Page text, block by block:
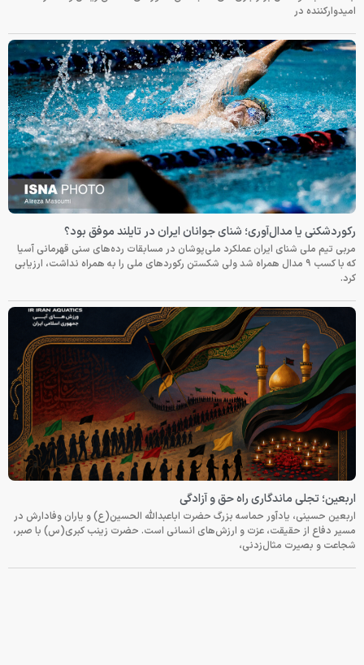
امیدوارکننده در
رکوردشکنی یا مدال‌آوری؛ شنای جوانان ایران در تایلند موفق بود؟
مربی تیم ملی شنای ایران عملکرد ملی‌پوشان در مسابقات رده‌های سنی قهرمانی آسیا
که با کسب ۹ مدال همراه شد ولی شکستن رکوردهای ملی را به همراه نداشت، ارزیابی
کرد.
اربعین؛ تجلی ماندگاری راه حق و آزادگی
اربعین حسینی، یادآور حماسه بزرگ حضرت اباعبدالله الحسین(ع) و یاران وفادارش در
مسیر دفاع از حقیقت، عزت و ارزش‌های انسانی است. حضرت زینب کبری(س) با صبر،
شجاعت و بصیرت مثال‌زدنی،